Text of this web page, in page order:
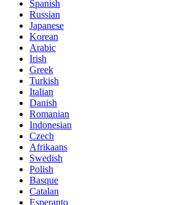
Spanish
Russian
Japanese
Korean
Arabic
Irish
Greek
Turkish
Italian
Danish
Romanian
Indonesian
Czech
Afrikaans
Swedish
Polish
Basque
Catalan
Esperanto